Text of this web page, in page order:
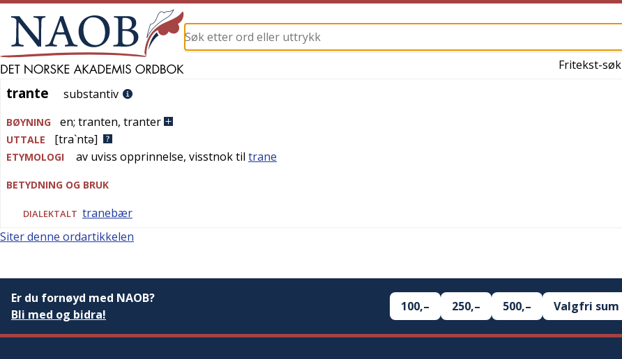
Fritekst-søk
trante
trante substantiv
BØYNING en; tranten, tranter
UTTALE [tra`ntə]
ETYMOLOGI av uviss opprinnelse, visstnok til trane
BETYDNING OG BRUK
DIALEKTALT tranebær
Siter denne ordartikkelen
Er du fornøyd med NAOB?
Bli med og bidra!
100,– 250,– 500,– Valgfri sum